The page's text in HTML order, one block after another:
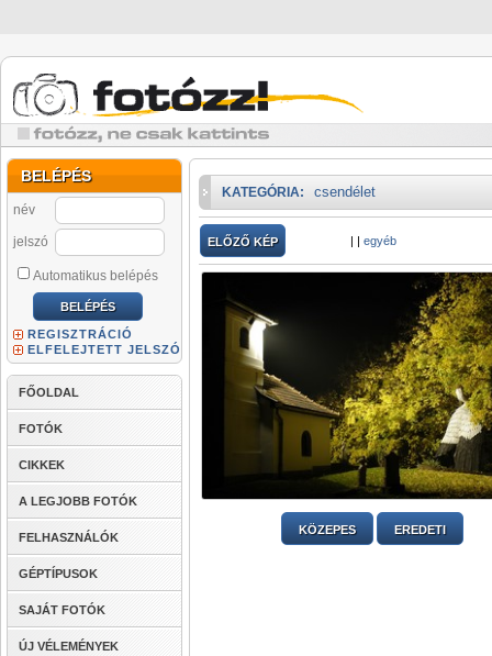
BELÉPÉS
név
jelszó
Automatikus belépés
REGISZTRÁCIÓ
ELFELEJTETT JELSZÓ
FŐOLDAL
FOTÓK
CIKKEK
A LEGJOBB FOTÓK
FELHASZNÁLÓK
GÉPTÍPUSOK
SAJÁT FOTÓK
ÚJ VÉLEMÉNYEK
KATEGÓRIA: csendélet
ELŐZŐ KÉP | | egyéb
KÖZEPES EREDETI